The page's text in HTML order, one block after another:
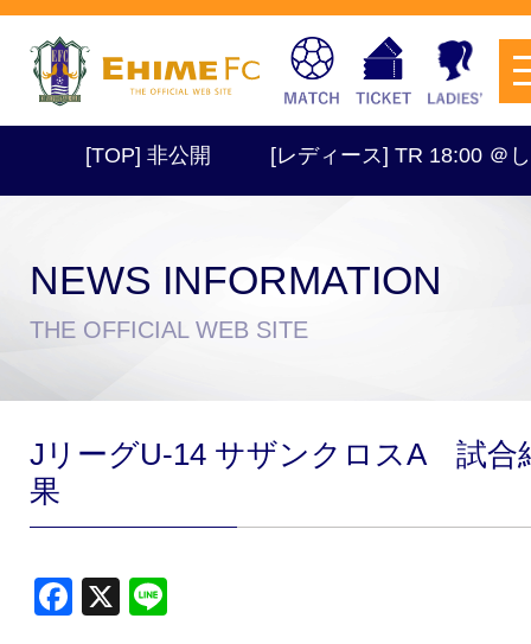
チケットを購入
[TOP] 非公開 [レディース] TR 18:00 ＠しお
NEWS INFORMATION
THE OFFICIAL WEB SITE
JリーグU-14 サザンクロスA 試合
果
Facebook
X